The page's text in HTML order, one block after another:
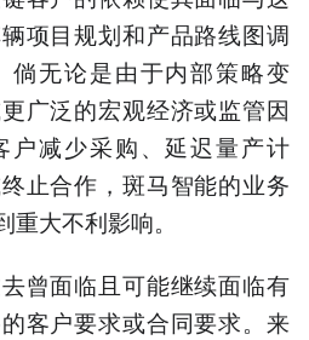
项目规划和产品路线图调
倘无论是由于内部策略变
广泛的宏观经济或监管因
户减少采购、延迟量产计
止合作，斑马智能的业务
大不利影响。
曾面临且可能继续面临有
客户要求或合同要求。来